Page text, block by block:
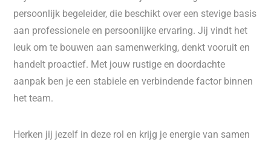
persoonlijk begeleider, die beschikt over een stevige basis
aan professionele en persoonlijke ervaring. Jij vindt het
leuk om te bouwen aan samenwerking, denkt vooruit en
handelt proactief. Met jouw rustige en doordachte
aanpak ben je een stabiele en verbindende factor binnen
het team.
Herken jij jezelf in deze rol en krijg je energie van samen